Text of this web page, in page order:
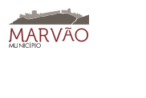
to
content